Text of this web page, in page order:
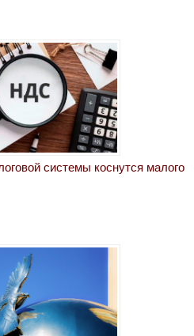
системы коснутся малого